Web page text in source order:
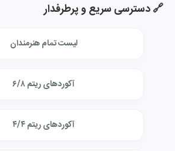
🔗 دسترسی سریع و پرطرفدار
لیست تمام هنرمندان
آکوردهای ریتم ۶/۸
آکوردهای ریتم ۴/۴